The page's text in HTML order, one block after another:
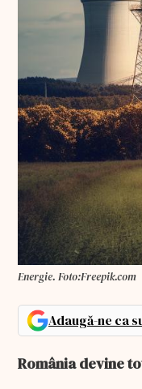
Energie. Foto:Freepik.com
Adaugă-ne ca
România devine